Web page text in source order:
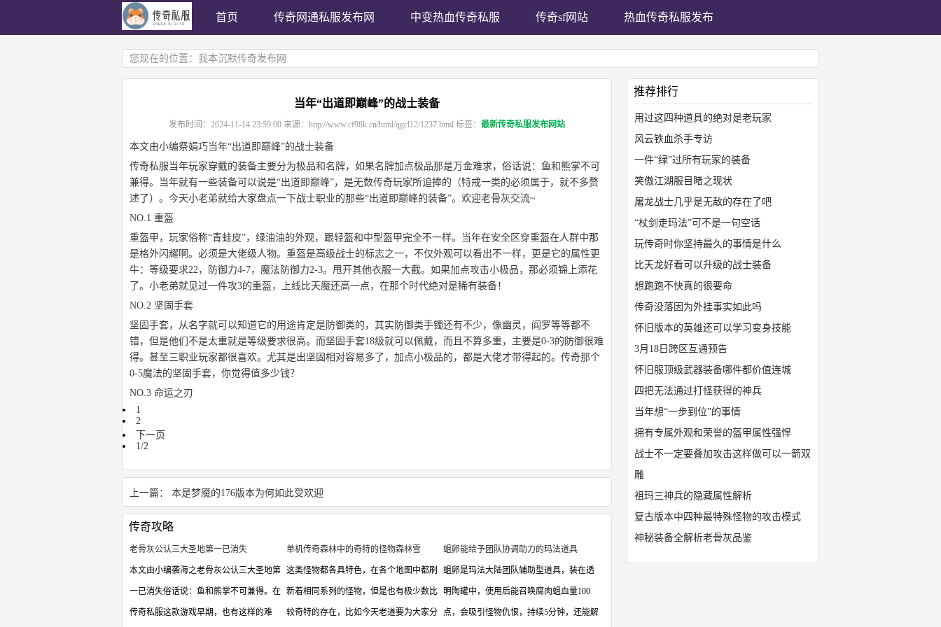
首页 传奇网通私服发布网 中变热血传奇私服 传奇sf网站 热血传奇私服发布
您现在的位置： 我本沉默传奇发布网
当年“出道即巅峰”的战士装备
发布时间： 2024-11-14 23:59:00 来源： http://www.cf98k.cn/html/qgcl12/1237.html 标签： 最新传奇私服发布网站
本文由小编祭娟巧当年“出道即巅峰”的战士装备
传奇私服当年玩家穿戴的装备主要分为极品和名牌，如果名牌加点极品那是万金难求，俗话说：鱼和熊掌不可
兼得。当年就有一些装备可以说是“出道即巅峰”，是无数传奇玩家所追捧的（特戒一类的必须属于，就不多赘
述了）。今天小老弟就给大家盘点一下战士职业的那些“出道即巅峰的装备”。欢迎老骨灰交流~
NO.1 重盔
重盔甲，玩家俗称“青蛙皮”，绿油油的外观，跟轻盔和中型盔甲完全不一样。当年在安全区穿重盔在人群中那
是格外闪耀啊。必须是大佬级人物。重盔是高级战士的标志之一，不仅外观可以看出不一样，更是它的属性更
牛：等级要求22，防御力4-7，魔法防御力2-3。甩开其他衣服一大截。如果加点攻击小极品，那必须锦上添花
了。小老弟就见过一件攻3的重盔，上线比天魔还高一点，在那个时代绝对是稀有装备！
NO.2 坚固手套
坚固手套，从名字就可以知道它的用途肯定是防御类的，其实防御类手镯还有不少，像幽灵，阎罗等等都不
错，但是他们不是太重就是等级要求很高。而坚固手套18级就可以佩戴，而且不算多重，主要是0-3的防御很难
得。甚至三职业玩家都很喜欢。尤其是出坚固相对容易多了，加点小极品的，都是大佬才带得起的。传奇那个
0-5魔法的坚固手套，你觉得值多少钱？
NO.3 命运之刃
1
2
下一页
1/2
上一篇： 本是梦魇的176版本为何如此受欢迎
传奇攻略
老骨灰公认三大圣地第一已消失
本文由小编袭海之老骨灰公认三大圣地第
一已消失俗话说：鱼和熊掌不可兼得。在
传奇私服这款游戏早期，也有这样的难
单机传奇森林中的奇特的怪物森林雪
这类怪物都各具特色，在各个地图中都刷
新着相同系列的怪物，但是也有极少数比
较奇特的存在，比如今天老道要为大家分
蛆卵能给予团队协调助力的玛法道具
蛆卵是玛法大陆团队辅助型道具，装在透
明陶罐中，使用后能召唤腐肉蛆血量100
点，会吸引怪物仇恨，持续5分钟，还能解
推荐排行
用过这四种道具的绝对是老玩家
风云铁血杀手专访
一件“绿”过所有玩家的装备
笑傲江湖服目睹之现状
屠龙战士几乎是无敌的存在了吧
“杖剑走玛法”可不是一句空话
玩传奇时你坚持最久的事情是什么
比天龙好看可以升级的战士装备
想跑跑不快真的很要命
传奇没落因为外挂事实如此吗
怀旧版本的英雄还可以学习变身技能
3月18日跨区互通预告
怀旧服顶级武器装备哪件都价值连城
四把无法通过打怪获得的神兵
当年想“一步到位”的事情
拥有专属外观和荣誉的盔甲属性强悍
战士不一定要叠加攻击这样做可以一箭双
雕
祖玛三神兵的隐藏属性解析
复古版本中四种最特殊怪物的攻击模式
神秘装备全解析老骨灰品鉴